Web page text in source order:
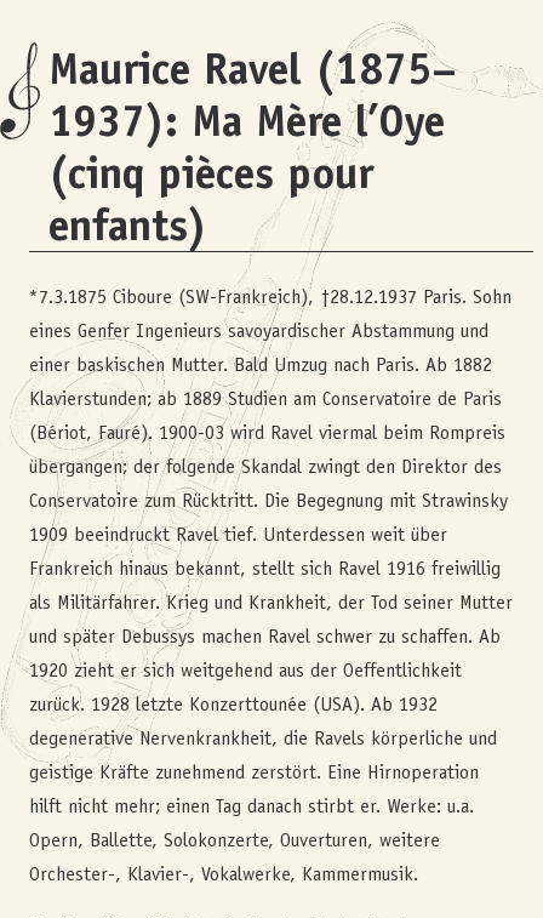
Maurice Ravel (1875–
1937): Ma Mère l’Oye
(cinq pièces pour
enfants)
*7.3.1875 Ciboure (SW-Frankreich), †28.12.1937 Paris. Sohn
eines Genfer Ingenieurs savoyardischer Abstammung und
einer baskischen Mutter. Bald Umzug nach Paris. Ab 1882
Klavierstunden; ab 1889 Studien am Conservatoire de Paris
(Bériot, Fauré). 1900-03 wird Ravel viermal beim Rompreis
über­gangen; der folgende Skandal zwingt den Direktor des
Conservatoire zum Rücktritt. Die Begegnung mit Strawinsky
1909 beeindruckt Ravel tief. Unterdessen weit über
Frankreich hinaus bekannt, stellt sich Ravel 1916 freiwillig
als Militärfahrer. Krieg und Krankheit, der Tod seiner Mutter
und später Debussys machen Ravel schwer zu schaffen. Ab
1920 zieht er sich weitgehend aus der Oeffentlichkeit
zurück. 1928 letzte Konzerttounée (USA). Ab 1932
degenerative Nervenkrankheit, die Ravels körperliche und
geistige Kräfte zunehmend zerstört. Eine Hirnoperation
hilft nicht mehr; einen Tag danach stirbt er. Werke: u.a.
Opern, Ballette, Solokonzerte, Ouverturen, weitere
Orchester-, Klavier-, Vokalwerke, Kammermusik.